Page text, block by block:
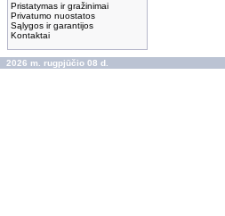
Pristatymas ir gražinimai
Privatumo nuostatos
Sąlygos ir garantijos
Kontaktai
2026 m. rugpjūčio 08 d.